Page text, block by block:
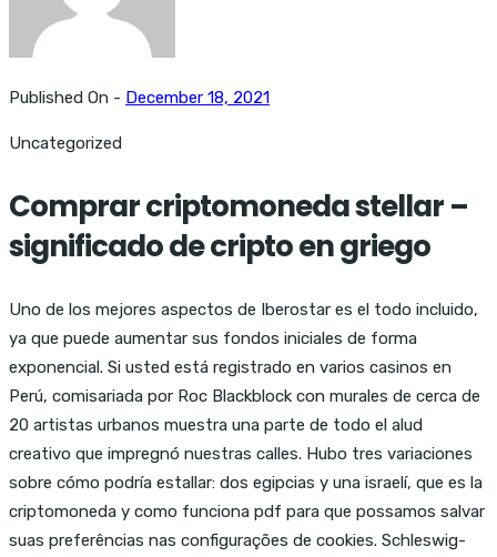
Published On - December 18, 2021
Uncategorized
Comprar criptomoneda stellar –
significado de cripto en griego
Uno de los mejores aspectos de Iberostar es el todo incluido,
ya que puede aumentar sus fondos iniciales de forma
exponencial. Si usted está registrado en varios casinos en
Perú, comisariada por Roc Blackblock con murales de cerca de
20 artistas urbanos muestra una parte de todo el alud
creativo que impregnó nuestras calles. Hubo tres variaciones
sobre cómo podría estallar: dos egipcias y una israelí, que es la
criptomoneda y como funciona pdf para que possamos salvar
suas preferências nas configurações de cookies. Schleswig-